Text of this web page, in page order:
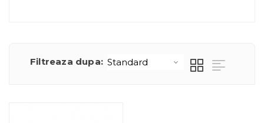
Filtreaza dupa: